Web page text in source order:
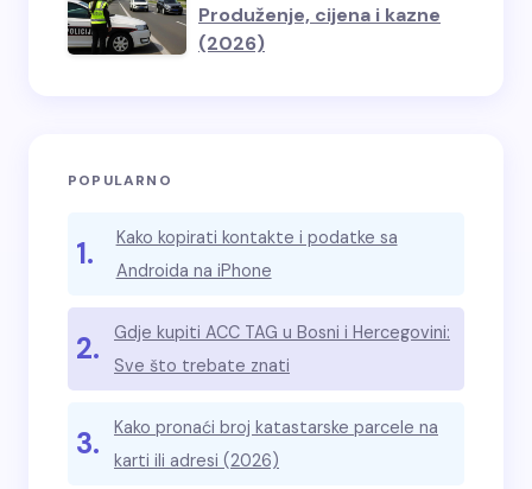
Produženje, cijena i kazne
(2026)
POPULARNO
1.
Kako kopirati kontakte i podatke sa
Androida na iPhone
2.
Gdje kupiti ACC TAG u Bosni i Hercegovini:
Sve što trebate znati
3.
Kako pronaći broj katastarske parcele na
karti ili adresi (2026)